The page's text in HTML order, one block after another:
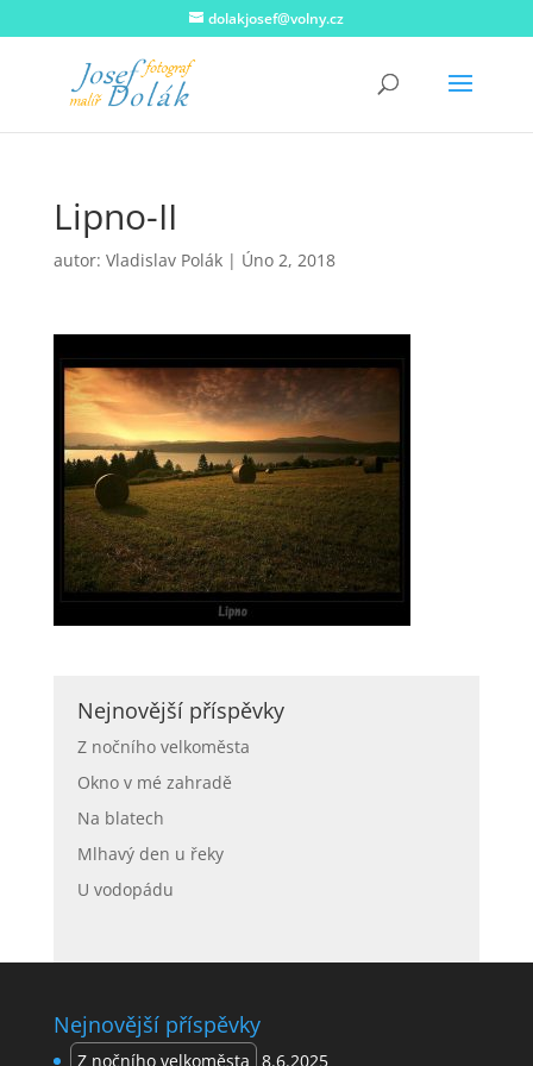
dolakjosef@volny.cz
Lipno-II
autor: Vladislav Polák| Úno 2, 2018
Nejnovější příspěvky
Z nočního velkoměsta
Okno v mé zahradě
Na blatech
Mlhavý den u řeky
U vodopádu
Nejnovější příspěvky
Z nočního velkoměsta 8.6.2025